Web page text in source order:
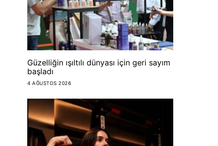
Güzelliğin ışıltılı dünyası için geri sayım
başladı
4 AĞUSTOS 2026